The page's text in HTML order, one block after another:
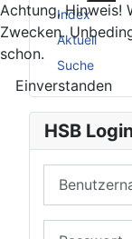
Index
Aktuell
Suche
HSB
Achtung, Hinweis!
Zwecken.
schon.
Einverstanden